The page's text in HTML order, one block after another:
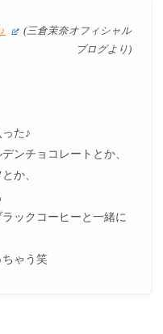
(三倉茉奈オフィシャル
ブログより)
た♪
ンチョコレートとか、
か、
ックコーヒーと一緒に
ゃう笑